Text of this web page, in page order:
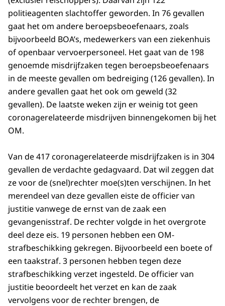
politieagenten slachtoffer geworden. In 76 gevallen
gaat het om andere beroepsbeoefenaars, zoals
bijvoorbeeld BOA’s, medewerkers van een ziekenhuis
of openbaar vervoerpersoneel. Het gaat van de 198
genoemde misdrijfzaken tegen beroepsbeoefenaars
in de meeste gevallen om bedreiging (126 gevallen). In
andere gevallen gaat het ook om geweld (32
gevallen). De laatste weken zijn er weinig tot geen
coronagerelateerde misdrijven binnengekomen bij het
OM.
Van de 417 coronagerelateerde misdrijfzaken is in 304
gevallen de verdachte gedagvaard. Dat wil zeggen dat
ze voor de (snel)rechter moe(s)ten verschijnen. In het
merendeel van deze gevallen eiste de officier van
justitie vanwege de ernst van de zaak een
gevangenisstraf. De rechter volgde in het overgrote
deel deze eis. 19 personen hebben een OM-
strafbeschikking gekregen. Bijvoorbeeld een boete of
een taakstraf. 3 personen hebben tegen deze
strafbeschikking verzet ingesteld. De officier van
justitie beoordeelt het verzet en kan de zaak
vervolgens voor de rechter brengen, de